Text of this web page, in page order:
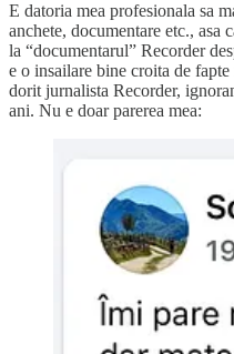
E datoria mea profesionala sa
anchete, documentare etc., asa
la “documentarul” Recorder
e o insailare bine croita de fapte
dorit jurnalista Recorder,
ani. Nu e doar parerea mea: